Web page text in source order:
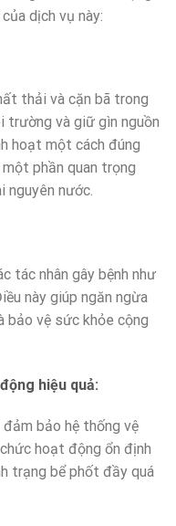
dịch vụ này:
thải và cặn bã trong
trường và giữ gìn nguồn
hoạt một cách đúng
phần quan trọng
nguyên nước.
tác nhân gây bệnh như
này giúp ngăn ngừa
bảo vệ sức khỏe cộng
hiệu quả:
bảo hệ thống vệ
hoạt động ổn định
trạng bể phốt đầy quá